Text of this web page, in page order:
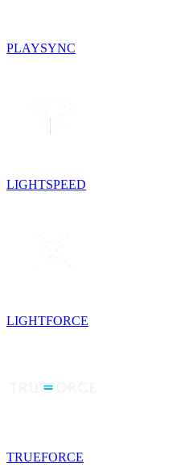
PLAYSYNC
LIGHTSPEED
LIGHTFORCE
TRUEFORCE